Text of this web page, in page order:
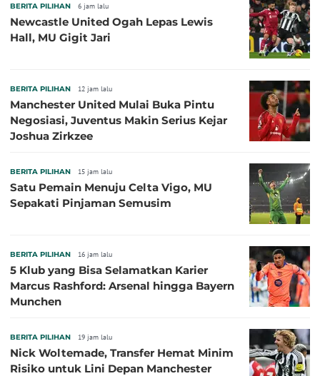
BERITA PILIHAN 6 jam lalu
Newcastle United Ogah Lepas Lewis
Hall, MU Gigit Jari
BERITA PILIHAN 12 jam lalu
Manchester United Mulai Buka Pintu
Negosiasi, Juventus Makin Serius Kejar
Joshua Zirkzee
BERITA PILIHAN 15 jam lalu
Satu Pemain Menuju Celta Vigo, MU
Sepakati Pinjaman Semusim
BERITA PILIHAN 16 jam lalu
5 Klub yang Bisa Selamatkan Karier
Marcus Rashford: Arsenal hingga Bayern
Munchen
BERITA PILIHAN 19 jam lalu
Nick Woltemade, Transfer Hemat Minim
Risiko untuk Lini Depan Manchester